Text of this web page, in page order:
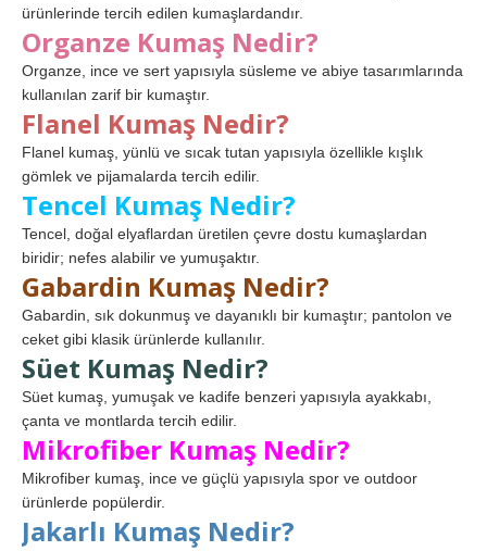
ürünlerinde tercih edilen kumaşlardandır.
Organze Kumaş Nedir?
Organze, ince ve sert yapısıyla süsleme ve abiye tasarımlarında
kullanılan zarif bir kumaştır.
Flanel Kumaş Nedir?
Flanel kumaş, yünlü ve sıcak tutan yapısıyla özellikle kışlık
gömlek ve pijamalarda tercih edilir.
Tencel Kumaş Nedir?
Tencel, doğal elyaflardan üretilen çevre dostu kumaşlardan
biridir; nefes alabilir ve yumuşaktır.
Gabardin Kumaş Nedir?
Gabardin, sık dokunmuş ve dayanıklı bir kumaştır; pantolon ve
ceket gibi klasik ürünlerde kullanılır.
Süet Kumaş Nedir?
Süet kumaş, yumuşak ve kadife benzeri yapısıyla ayakkabı,
çanta ve montlarda tercih edilir.
Mikrofiber Kumaş Nedir?
Mikrofiber kumaş, ince ve güçlü yapısıyla spor ve outdoor
ürünlerde popülerdir.
Jakarlı Kumaş Nedir?